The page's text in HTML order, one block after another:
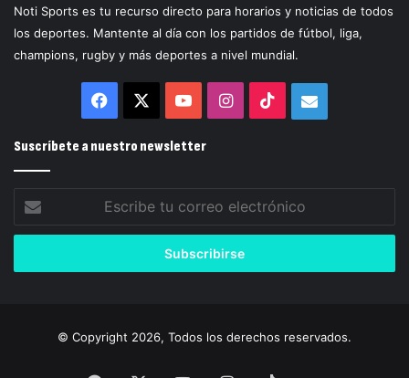
Noti Sports es tu recurso directo para horarios y noticias de todos
los deportes. Mantente al día con los partidos de fútbol, liga,
champions, rugby y más deportes a nivel mundial.
Facebook YouTubeInstagram
TikTokCorreo
Suscríbete a nuestro newsletter
correo
© Copyright 2026, Todos los derechos reservados.